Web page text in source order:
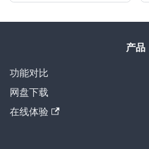
产品
功能对比
网盘下载
在线体验